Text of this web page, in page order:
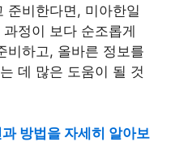
준비한다면, 미아한일
정이 보다 순조롭게
비하고, 올바른 정보를
데 많은 도움이 될 것
방법을 자세히 알아보